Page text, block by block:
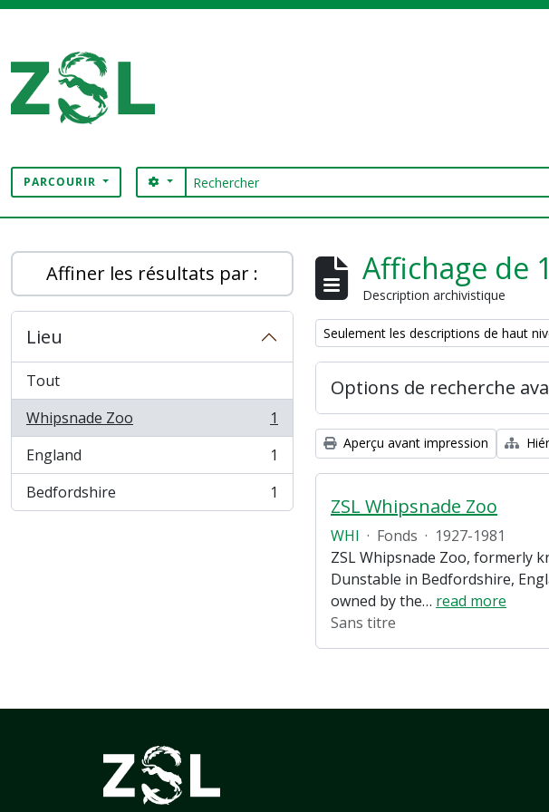
PARCOURIR Rechercher
SEARCH OPTIONS
Affiner les résultats par :
Lieu
Tout
Whipsnade Zoo
, 1 résultats
1
England
, 1 résultats
1
Bedfordshire
, 1 résultats 1
Affichage de
Description archivistique
Remove filter:
Seulement les descriptions de haut
Options de recherche
Aperçu avant impression
ZSL Whipsnade Zoo
WHI · Fonds · 1927-1981
ZSL Whipsnade Zoo, formerly
Dunstable in Bedfordshire,
owned by the… read more
Sans titre